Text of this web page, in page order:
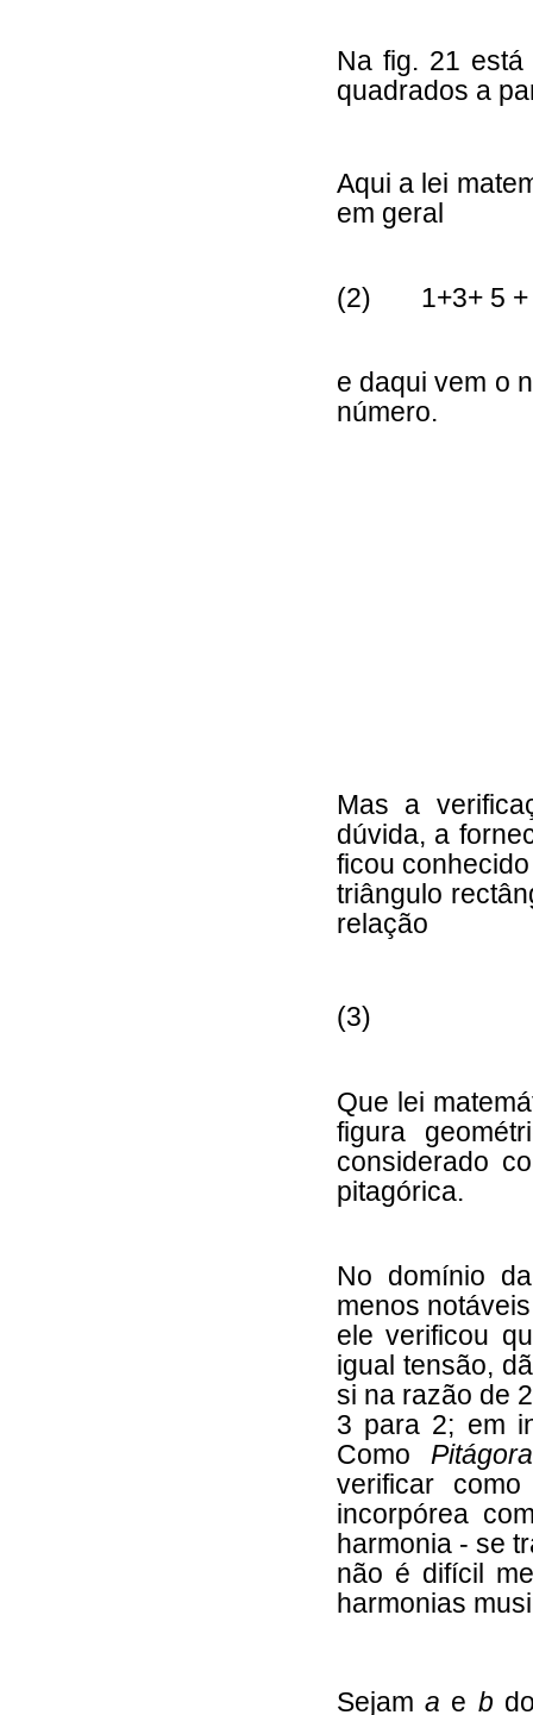
Na fig. 21
quadrados a
Aqui a lei
em geral
(2) 1+3+ 5 +
e daqui vem o
número.
Mas a
dúvida, a
ficou
triângulo
relação
(3)
Que lei
figura
considerado
pitagórica.
No domínio
menos
ele verificou
igual tensão,
si na razão de
3 para 2; em
Como
verificar
incorpórea
harmonia - se
não é difícil
harmonias
Sejam a e b